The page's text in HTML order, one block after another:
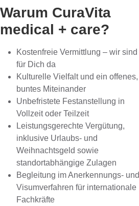
Warum CuraVita
medical + care?
Kostenfreie Vermittlung – wir sind
für Dich da
Kulturelle Vielfalt und ein offenes,
buntes Miteinander
Unbefristete Festanstellung in
Vollzeit oder Teilzeit
Leistungsgerechte Vergütung,
inklusive Urlaubs- und
Weihnachtsgeld sowie
standortabhängige Zulagen
Begleitung im Anerkennungs- und
Visumverfahren für internationale
Fachkräfte